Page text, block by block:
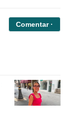
Comentar ·